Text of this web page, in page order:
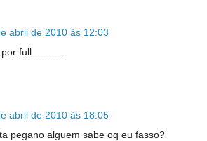
abril de 2010 às 12:03
full...........
abril de 2010 às 18:05
pegano alguem sabe oq eu fasso?